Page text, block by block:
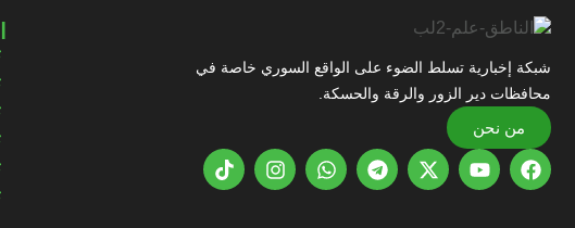
شبكة إخبارية تسلط الضوء على الواقع السوري خاصة في
محافظات دير الزور والرقة والحسكة.
من نحن